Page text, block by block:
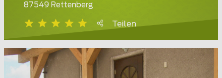
87549 Rettenberg
Teilen